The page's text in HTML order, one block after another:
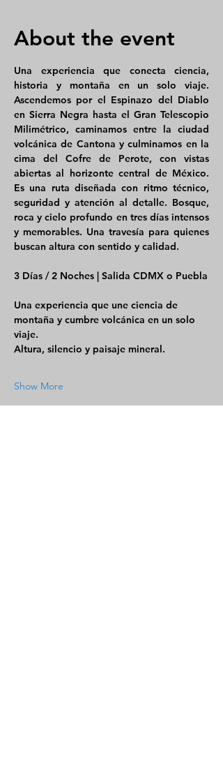
About the event
Una experiencia que conecta ciencia,
historia y montaña en un solo viaje.
Ascendemos por el Espinazo del Diablo
en Sierra Negra hasta el Gran Telescopio
Milimétrico, caminamos entre la ciudad
volcánica de Cantona y culminamos en la
cima del Cofre de Perote, con vistas
abiertas al horizonte central de México.
Es una ruta diseñada con ritmo técnico,
seguridad y atención al detalle. Bosque,
roca y cielo profundo en tres días intensos
y memorables. Una travesía para quienes
buscan altura con sentido y calidad.
3 Días / 2 Noches | Salida CDMX o Puebla
Una experiencia que une ciencia de
montaña y cumbre volcánica en un solo
viaje.
Altura, silencio y paisaje mineral.
Show More